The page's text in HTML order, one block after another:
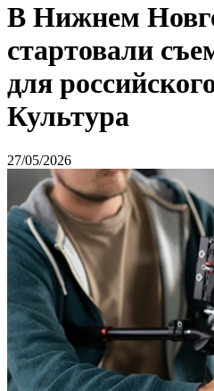
В Нижнем
стартовали
для
Культура
27/05/2026